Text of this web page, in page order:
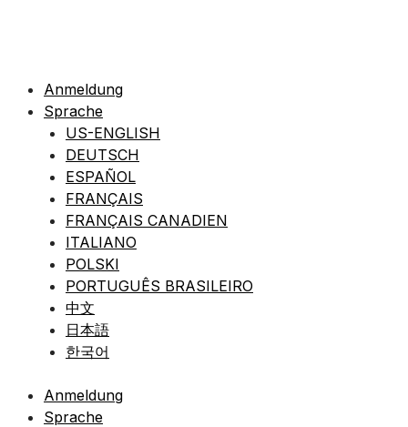
Anmeldung
Sprache
US-ENGLISH
DEUTSCH
ESPAÑOL
FRANÇAIS
FRANÇAIS CANADIEN
ITALIANO
POLSKI
PORTUGUÊS BRASILEIRO
中文
日本語
한국어
Anmeldung
Sprache